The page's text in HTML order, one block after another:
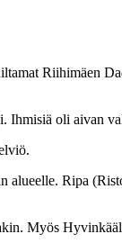
Riihimäen
oli aivan
Ripa
Myös